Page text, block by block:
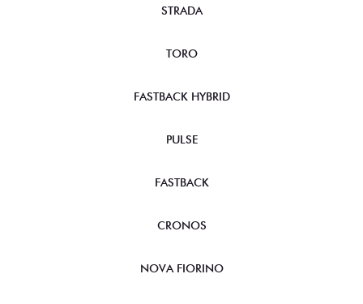
STRADA
TORO
FASTBACK HYBRID
PULSE
FASTBACK
CRONOS
NOVA FIORINO